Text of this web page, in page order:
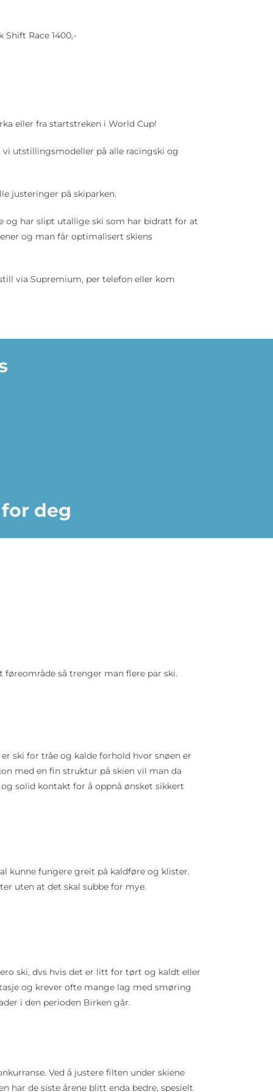
Race 1400,-
eller fra startstreken i World Cup!
utstillingsmodeller på alle racingski og
justeringer på skiparken.
og har slipt utallige ski som har bidratt for at
og man får optimalisert skiens
via Supremium, per telefon eller kom
deg
så trenger man flere par ski.
ski for tråe og kalde forhold hvor snøen er
med en fin struktur på skien vil man da
solid kontakt for å oppnå ønsket sikkert
kunne fungere greit på kaldføre og klister.
uten at det skal subbe for mye.
ski, dvs hvis det er litt for tørt og kaldt eller
og krever ofte mange lag med smøring
i den perioden Birken går.
Ved å justere filten under skiene
har de siste årene blitt enda bedre, spesielt